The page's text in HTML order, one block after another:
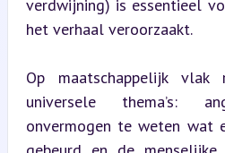
verdwijning) is essentieel
het verhaal veroorzaakt.
Op maatschappelijk
universele thema’s:
onvermogen te weten wat